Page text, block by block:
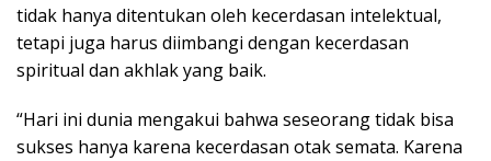
tidak hanya ditentukan oleh kecerdasan intelektual,
tetapi juga harus diimbangi dengan kecerdasan
spiritual dan akhlak yang baik.
“Hari ini dunia mengakui bahwa seseorang tidak bisa
sukses hanya karena kecerdasan otak semata. Karena